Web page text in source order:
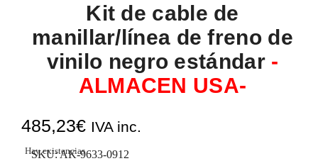
Kit de cable de
manillar/línea de freno de
vinilo negro estándar -
ALMACEN USA-
485,23€ IVA inc.
Hay existencias
SKU:AK-9633-0912